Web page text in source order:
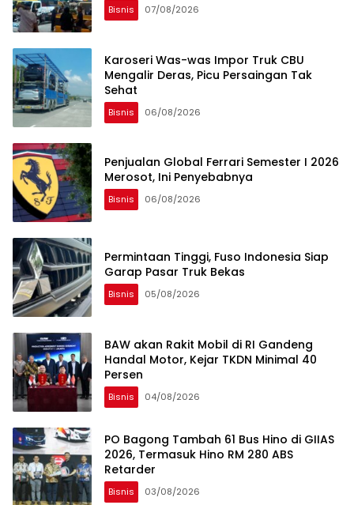
Bisnis 07/08/2026
Karoseri Was-was Impor Truk CBU
Mengalir Deras, Picu Persaingan Tak
Sehat
Bisnis 06/08/2026
Penjualan Global Ferrari Semester I 2026
Merosot, Ini Penyebabnya
Bisnis 06/08/2026
Permintaan Tinggi, Fuso Indonesia Siap
Garap Pasar Truk Bekas
Bisnis 05/08/2026
BAW akan Rakit Mobil di RI Gandeng
Handal Motor, Kejar TKDN Minimal 40
Persen
Bisnis 04/08/2026
PO Bagong Tambah 61 Bus Hino di GIIAS
2026, Termasuk Hino RM 280 ABS
Retarder
Bisnis 03/08/2026